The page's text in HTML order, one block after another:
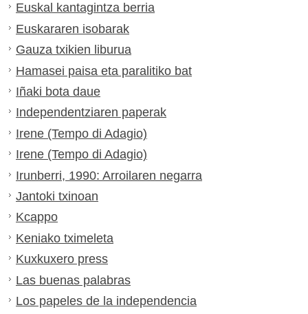
Euskal kantagintza berria
Euskararen isobarak
Gauza txikien liburua
Hamasei paisa eta paralitiko bat
Iñaki bota daue
Independentziaren paperak
Irene (Tempo di Adagio)
Irene (Tempo di Adagio)
Irunberri, 1990: Arroilaren negarra
Jantoki txinoan
Kcappo
Keniako tximeleta
Kuxkuxero press
Las buenas palabras
Los papeles de la independencia